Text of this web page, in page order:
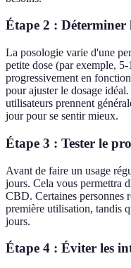
Étape 2 : Déterminer
La posologie varie d'une
petite dose (par exemple,
progressivement en
pour ajuster le dosage
utilisateurs prennent
jour pour se sentir mieux.
Étape 3 : Tester le
Avant de faire un usage
jours. Cela vous permettra
CBD. Certaines personnes
première utilisation, tandis
jours.
Étape 4 : Éviter les